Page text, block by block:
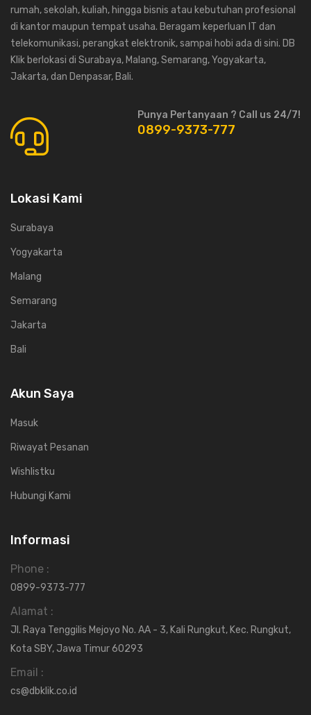
rumah, sekolah, kuliah, hingga bisnis atau kebutuhan profesional
di kantor maupun tempat usaha. Beragam keperluan IT dan
telekomunikasi, perangkat elektronik, sampai hobi ada di sini. DB
Klik berlokasi di Surabaya, Malang, Semarang, Yogyakarta,
Jakarta, dan Denpasar, Bali.
Punya Pertanyaan ? Call us 24/7!
0899-9373-777
Lokasi Kami
Surabaya
Yogyakarta
Malang
Semarang
Jakarta
Bali
Akun Saya
Masuk
Riwayat Pesanan
Wishlistku
Hubungi Kami
Informasi
Phone :
0899-9373-777
Alamat :
Jl. Raya Tenggilis Mejoyo No. AA - 3, Kali Rungkut, Kec. Rungkut,
Kota SBY, Jawa Timur 60293
Email :
cs@dbklik.co.id